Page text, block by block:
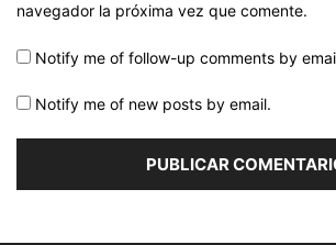
navegador la próxima vez que comente.
Notify me of follow-up comments by
Notify me of new posts by email.